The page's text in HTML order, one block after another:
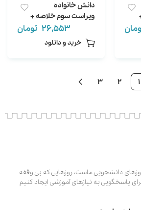
دانش خانواده
ویراست سوم خلاصه +
نمونه سوال +
خودآزمایی
26,553 تومان
خرید و دانلود
1
2
3
دانشجویی ماست، روزهایی که بی وقفه
پاسخگویی به نیازهای آموزشی ایجاد کنیم